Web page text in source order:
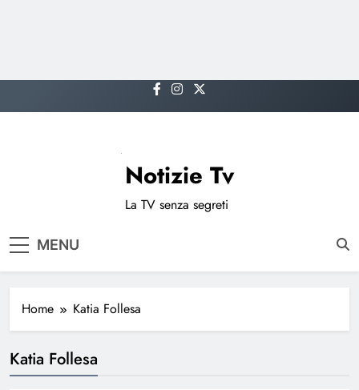
to
Notizie Tv
La TV senza segreti
MENU
Home Katia Follesa
Katia Follesa